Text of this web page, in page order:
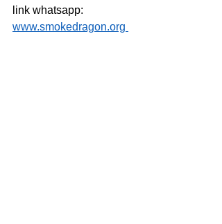
link whatsapp:
www.smokedragon.org